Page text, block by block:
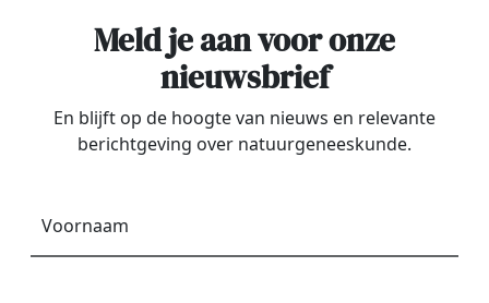
Meld je aan voor onze
nieuwsbrief
En blijft op de hoogte van nieuws en relevante
berichtgeving over natuurgeneeskunde.